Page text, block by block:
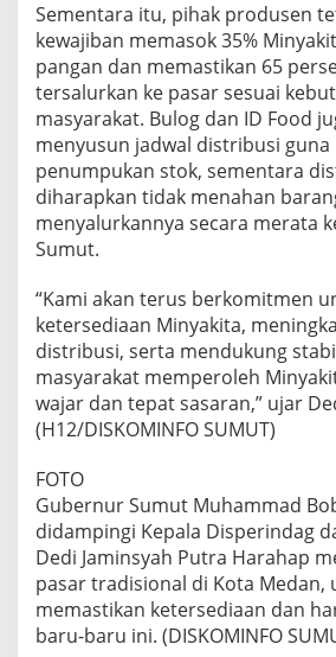
Sementara itu, pihak produsen
kewajiban memasok 35%
pangan dan memastikan 65
tersalurkan ke pasar sesuai
masyarakat. Bulog dan ID Food
menyusun jadwal distribusi
penumpukan stok, sementara
diharapkan tidak menahan
menyalurkannya secara merata
Sumut.
“Kami akan terus berkomitmen
ketersediaan Minyakita,
distribusi, serta mendukung
masyarakat memperoleh
wajar dan tepat sasaran,” ujar
(H12/DISKOMINFO SUMUT)
FOTO
Gubernur Sumut Muhammad
didampingi Kepala Disperindag
Dedi Jaminsyah Putra Harahap
pasar tradisional di Kota Medan,
memastikan ketersediaan dan
baru-baru ini. (DISKOMINFO